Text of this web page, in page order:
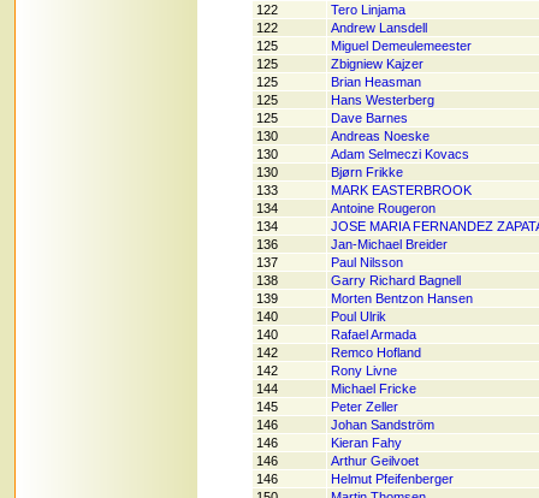
122
Tero Linjama
122
Andrew Lansdell
125
Miguel Demeulemeester
125
Zbigniew Kajzer
125
Brian Heasman
125
Hans Westerberg
125
Dave Barnes
130
Andreas Noeske
130
Adam Selmeczi Kovacs
130
Bjørn Frikke
133
MARK EASTERBROOK
134
Antoine Rougeron
134
JOSE MARIA FERNANDEZ
136
Jan-Michael Breider
137
Paul Nilsson
138
Garry Richard Bagnell
139
Morten Bentzon Hansen
140
Poul Ulrik
140
Rafael Armada
142
Remco Hofland
142
Rony Livne
144
Michael Fricke
145
Peter Zeller
146
Johan Sandström
146
Kieran Fahy
146
Arthur Geilvoet
146
Helmut Pfeifenberger